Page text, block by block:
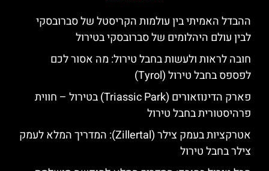
ההבדל האמיתי בין עולמות הקריסטל של סברובסקי
לבין עולם היהלומים של סברובסקי בטירול
חובה לראות ולעשות בחבל טירול: מה אסור לכם
לפספס בחבל טירול (Tyrol)
פארק הדינוזאורים (Triassic Park) בטירול – חווית
פרהיסטורית בחבל טירול
אטרקציות בעמק צילר (Zillertal): המדריך המלא לעמק
צילר בחבל טירול